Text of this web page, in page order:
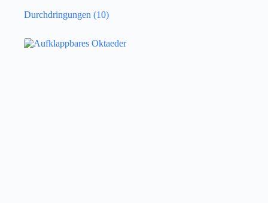
Durchdringungen (10)